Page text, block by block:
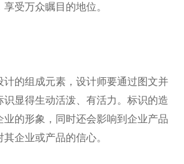
受万众瞩目的地位。
计的组成元素，设计师要通过图文并
识显得生动活泼、有活力。标识的造
业的形象，同时还会影响到企业产品
企业或产品的信心。